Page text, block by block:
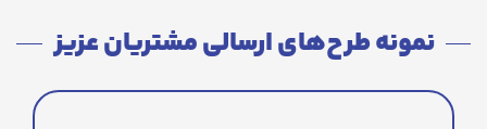
نمونه طرح‌های ارسالی مشتریان عزیز